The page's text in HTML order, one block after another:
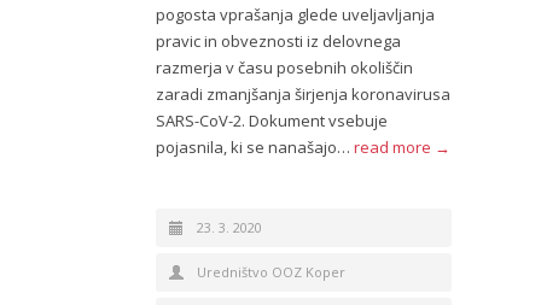
pogosta vprašanja glede uveljavljanja
pravic in obveznosti iz delovnega
razmerja v času posebnih okoliščin
zaradi zmanjšanja širjenja koronavirusa
SARS-CoV-2. Dokument vsebuje
pojasnila, ki se nanašajo… read more →
23. 3. 2020
Uredništvo OOZ Koper